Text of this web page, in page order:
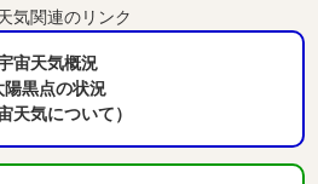
気関連のリンク
宙天気概況
陽黒点の状況
天気について）